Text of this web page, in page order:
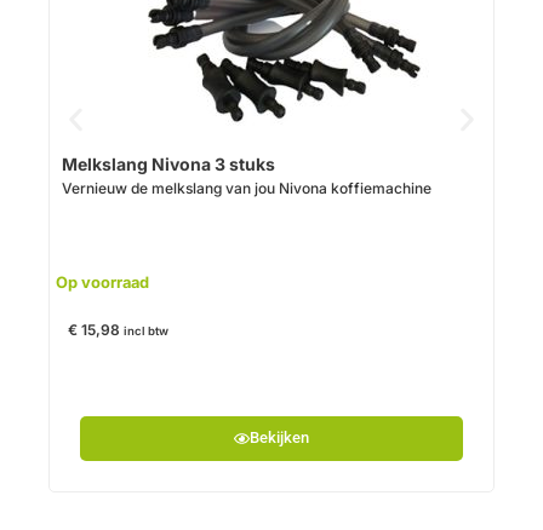
Melkslang Nivona 3 stuks
Vernieuw de melkslang van jou Nivona koffiemachine
Op voorraad
€ 15,98 incl btw
Bekijken